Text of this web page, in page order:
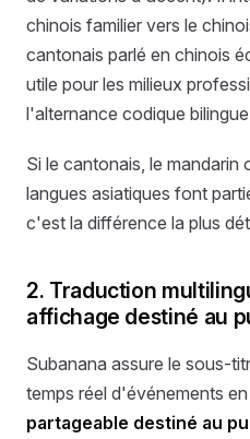
chinois familier vers le
cantonais parlé en chinois
utile pour les milieux
l'alternance codique
Si le cantonais, le
langues asiatiques font
c'est la différence la plus
2. Traduction
affichage destiné au
Subanana assure le sous-
temps réel d'événements
partageable destiné au